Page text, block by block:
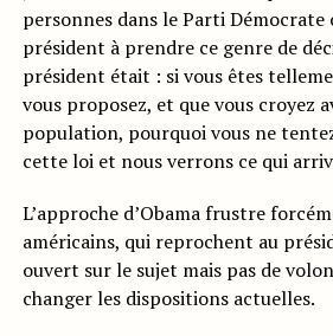
personnes dans le Parti Démocrate
président à prendre ce genre de
président était : si vous êtes
vous proposez, et que vous croyez
population, pourquoi vous ne
cette loi et nous verrons ce qui
L’approche d’Obama frustre
américains, qui reprochent au
ouvert sur le sujet mais pas de
changer les dispositions actuelles.